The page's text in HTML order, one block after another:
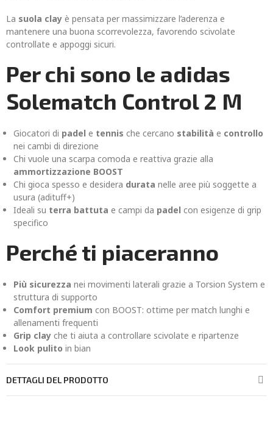
La suola clay è pensata per massimizzare l’aderenza e
mantenere una buona scorrevolezza, favorendo scivolate
controllate e appoggi sicuri.
Per chi sono le adidas
Solematch Control 2 M
Giocatori di padel e tennis che cercano stabilità e controllo
nei cambi di direzione
Chi vuole una scarpa comoda e reattiva grazie alla
ammortizzazione BOOST
Chi gioca spesso e desidera durata nelle aree più soggette a
usura (adituff+)
Ideali su terra battuta e campi da padel con esigenze di grip
specifico
Perché ti piaceranno
Più sicurezza nei movimenti laterali grazie a Torsion System e
struttura di supporto
Comfort premium con BOOST: ottime per match lunghi e
allenamenti frequenti
Grip clay che ti aiuta a controllare scivolate e ripartenze
Look pulito in bian
DETTAGLI DEL PRODOTTO